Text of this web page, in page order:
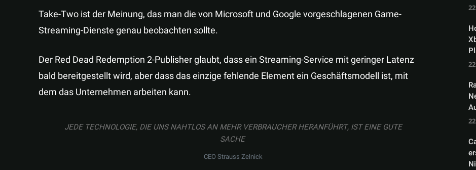
Take-Two ist der Meinung, das man die von Microsoft und Google vorgeschlagenen Game-
Streaming-Dienste genau beobachten sollte.
Der Red Dead Redemption 2-Publisher glaubt, dass ein Streaming-Service mit geringer Latenz
bald bereitgestellt wird, aber dass das einzige fehlende Element ein Geschäftsmodell ist, mit
dem das Unternehmen arbeiten kann.
JEDE TECHNOLOGIE, DIE UNS NAHTLOS AN MEHR VERBRAUCHER HERANFÜHRT, IST EINE GUTE
SACHE
CEO Strauss Zelnick